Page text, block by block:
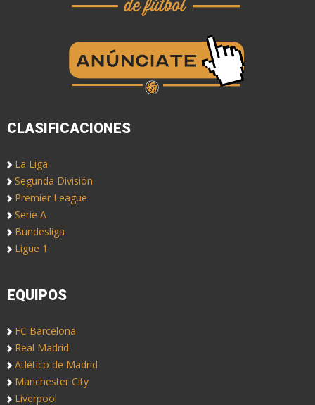
CLASIFICACIONES
La Liga
Segunda División
Premier League
Serie A
Bundesliga
Ligue 1
EQUIPOS
FC Barcelona
Real Madrid
Atlético de Madrid
Manchester City
Liverpool